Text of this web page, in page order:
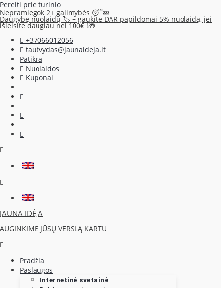
Pereiti prie turinio
Nepramiegok 2+ galimybės 😴💤
Daugybę nuolaidų 🏷️ + gaukite DAR papildomai 5% nuolaidą, jei
išleisite daugiau nei 100€ !🎁
+37066012056
tautvydas@jaunaideja.lt
Patikra
Nuolaidos
Kuponai
JAUNA IDĖJA
AUGINKIME JŪSŲ VERSLĄ KARTU
Pradžia
Paslaugos
Internetinė svetainė